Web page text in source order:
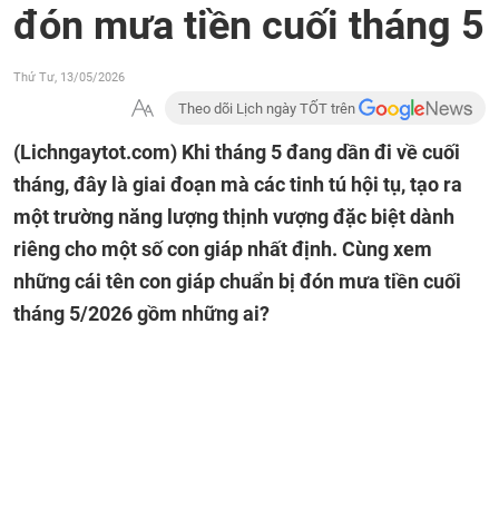
đón mưa tiền cuối tháng 5
Thứ Tư, 13/05/2026
Theo dõi Lịch ngày TỐT trên
(Lichngaytot.com) Khi tháng 5 đang dần đi về cuối
tháng, đây là giai đoạn mà các tinh tú hội tụ, tạo ra
một trường năng lượng thịnh vượng đặc biệt dành
riêng cho một số con giáp nhất định. Cùng xem
những cái tên con giáp chuẩn bị đón mưa tiền cuối
tháng 5/2026 gồm những ai?